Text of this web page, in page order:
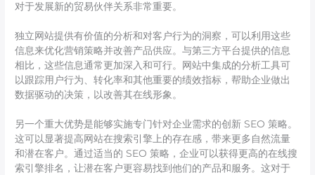
对于发展新的贸易伙伴关系非常重要。
独立网站提供有价值的分析和对客户行为的洞察，可以利用这些
信息来优化营销策略并改善产品供应。与第三方平台提供的信息
相比，这些信息通常更加深入和可行。网站中集成的分析工具可
以跟踪用户行为、转化率和其他重要的绩效指标，帮助企业做出
数据驱动的决策，以改善其在线形象。
另一个重大优势是能够实施专门针对企业需求的创新 SEO 策略。
这可以显著提高网站在搜索引擎上的存在感，带来更多自然流量
和潜在客户。通过适当的 SEO 策略，企业可以获得更高的在线搜
索引擎排名，让潜在客户更容易找到他们的产品和服务。这对于